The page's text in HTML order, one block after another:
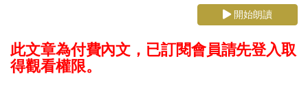
開始朗讀
此文章為付費內文，已訂閱會員請先登入取
得觀看權限。